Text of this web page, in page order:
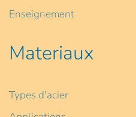
Enseignement
Materiaux
Types d'acier